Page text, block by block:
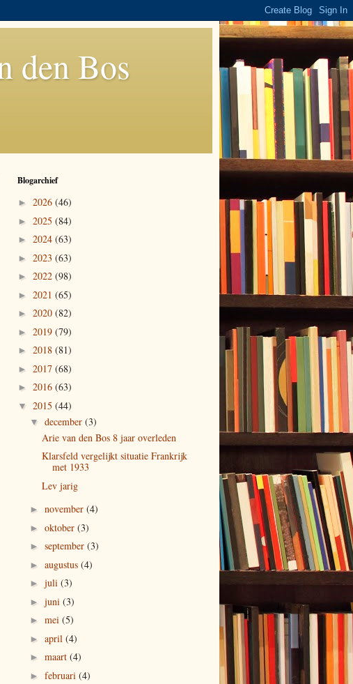
den Bos
Blogarchief
► 2026 (46)
► 2025 (84)
► 2024 (63)
► 2023 (63)
► 2022 (98)
► 2021 (65)
► 2020 (82)
► 2019 (79)
► 2018 (81)
► 2017 (68)
► 2016 (63)
▼ 2015 (44)
▼ december (3)
Arie van den Bos 8 jaar overleden
Klarsfeld vergelijkt situatie Frankrijk
met 1933
Lev jarig
► november (4)
► oktober (3)
► september (3)
► augustus (4)
► juli (3)
► juni (3)
► mei (5)
► april (4)
► maart (4)
► februari (4)